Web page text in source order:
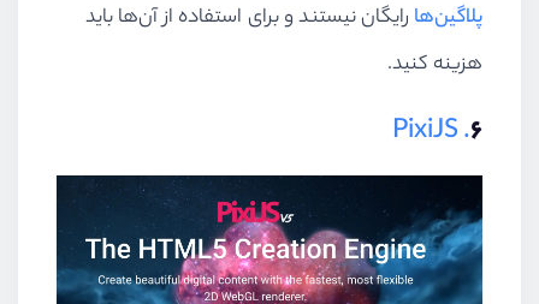
پلاگین‌ها رایگان نیستند و برای استفاده از آن‌ها باید
هزینه کنید.
۶. PixiJS